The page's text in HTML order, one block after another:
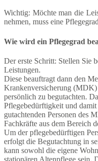
Wichtig: Möchte man die
nehmen, muss eine
Wie wird ein Pflegegrad
Der erste Schritt: Stellen Sie
Leistungen.
Diese beauftragt dann den
Krankenversicherung (MDK)
persönlich zu begutachten.
Pflegebedürftigkeit und
gutachtenden Personen des
Fachkräfte aus dem Bereich
Um der pflegebedürftigen
erfolgt die Begutachtung in
kann sowohl die eigene